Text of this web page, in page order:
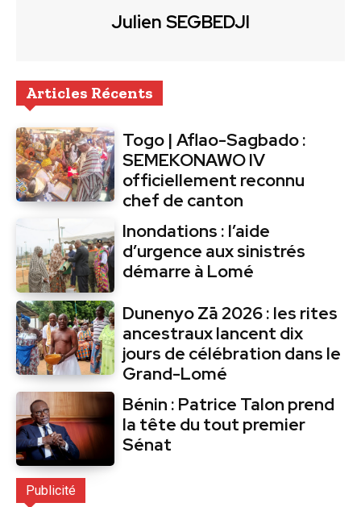
Julien SEGBEDJI
Articles Récents
Togo | Aflao-Sagbado :
SEMEKONAWO IV
officiellement reconnu
chef de canton
Inondations : l’aide
d’urgence aux sinistrés
démarre à Lomé
Dunenyo Zā 2026 : les rites
ancestraux lancent dix
jours de célébration dans le
Grand-Lomé
Bénin : Patrice Talon prend
la tête du tout premier
Sénat
Publicité